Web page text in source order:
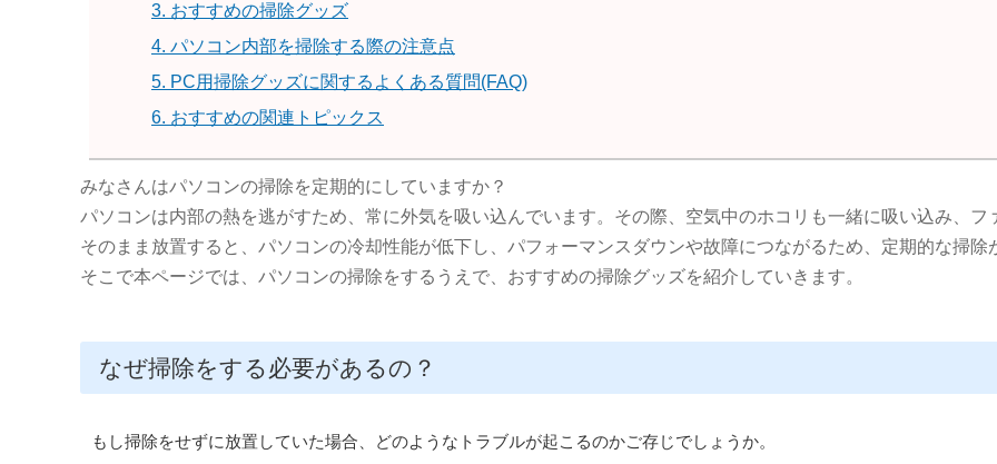
3. おすすめの掃除グッズ
4. パソコン内部を掃除する際の注意点
5. PC用掃除グッズに関するよくある質問(FAQ)
6. おすすめの関連トピックス
みなさんはパソコンの掃除を定期的にしていますか？
パソコンは内部の熱を逃がすため、常に外気を吸い込んでいます。その際、空気中のホコリも一緒に吸い込み、
そのまま放置すると、パソコンの冷却性能が低下し、パフォーマンスダウンや故障につながるため、定期的な掃除
そこで本ページでは、パソコンの掃除をするうえで、おすすめの掃除グッズを紹介していきます。
なぜ掃除をする必要があるの？
もし掃除をせずに放置していた場合、どのようなトラブルが起こるのかご存じでしょうか。